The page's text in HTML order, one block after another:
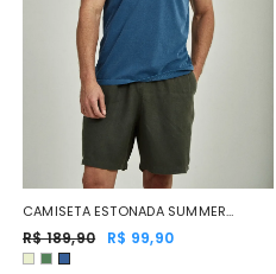
CAMISETA ESTONADA SUMMER
ELEMENTS AZUL MARINHO
R$ 189,90 R$ 99,90